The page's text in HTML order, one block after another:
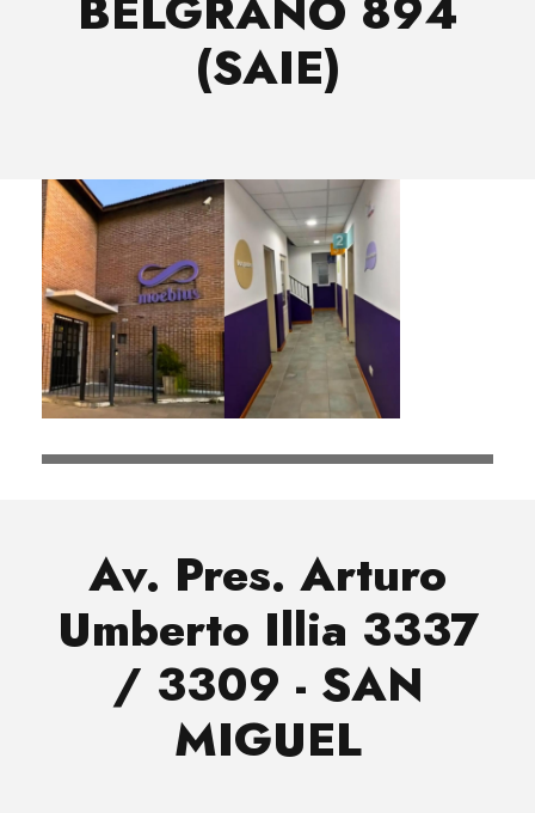
(SAIE)
Av. Pres. Arturo
Umberto Illia 3337
/ 3309 - SAN
MIGUEL